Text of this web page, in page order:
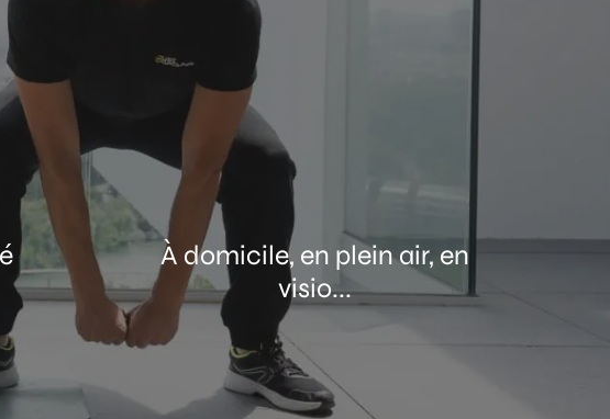
À domicile, en plein air, en
visio...